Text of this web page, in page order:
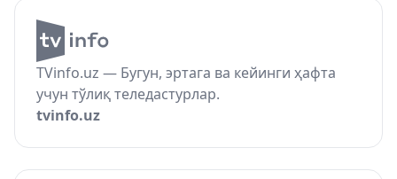
TVinfo.uz — Бугун, эртага ва кейинги ҳафта
учун тўлиқ теледастурлар.
tvinfo.uz